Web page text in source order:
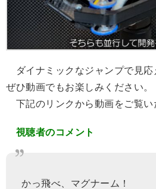
ダイナミックなジャンプで見応
ぜひ動画でもお楽しみください。
下記のリンクから動画をご覧い
視聴者のコメント
かっ飛べ、マグナーム！